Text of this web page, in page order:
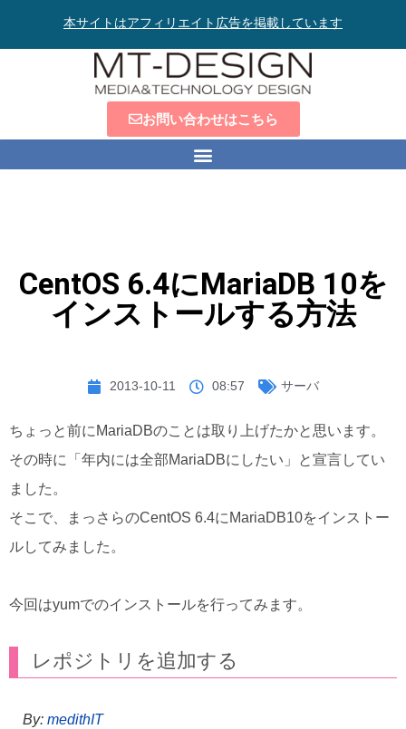
本サイトはアフィリエイト広告を掲載しています
お問い合わせはこちら
CentOS 6.4にMariaDB 10を
インストールする方法
2013-10-11 08:57 サーバ
ちょっと前にMariaDBのことは取り上げたかと思います。
その時に「年内には全部MariaDBにしたい」と宣言してい
ました。
そこで、まっさらのCentOS 6.4にMariaDB10をインストー
ルしてみました。
今回はyumでのインストールを行ってみます。
レポジトリを追加する
By: medithIT